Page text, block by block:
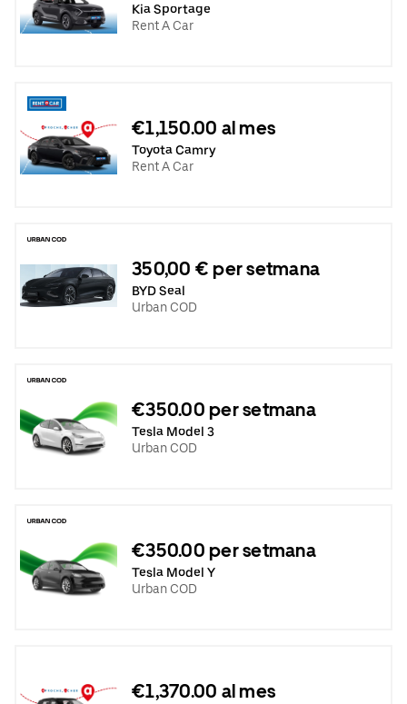
Kia Sportage
Rent A Car
€1,150.00 al mes
Toyota Camry
Rent A Car
350,00 € per setmana
BYD Seal
Urban COD
€350.00 per setmana
Tesla Model 3
Urban COD
€350.00 per setmana
Tesla Model Y
Urban COD
€1,370.00 al mes